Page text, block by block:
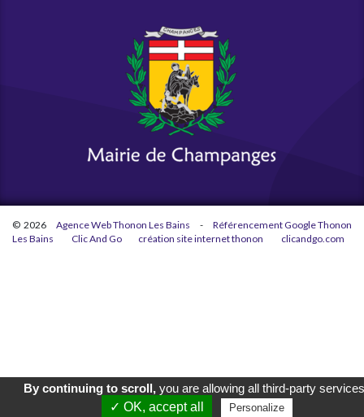
© 2026 Agence Web Thonon Les Bains -
Référencement Google Thonon
Les Bains
Clic And Go création site internet thonon clicandgo.com
By continuing to scroll, you are allowing all third-party
✓ OK, accept all
Personalize